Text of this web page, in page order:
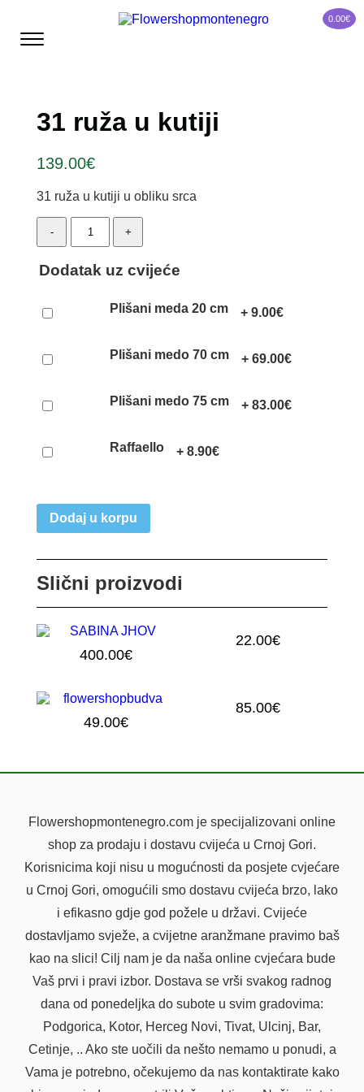
0.00€
31 ruža u kutiji
139.00€
31 ruža u kutiji u obliku srca
-
ruža
kutiji
+
Dodatak uz cvijeće
Plišani meda 20 cm + 9.00€
Plišani medo 70 cm + 69.00€
Plišani medo 75 cm + 83.00€
Raffaello + 8.90€
Dodaj u korpu
Slični proizvodi
400.00€
22.00€
49.00€
85.00€
Flowershopmontenegro.com je specijalizovani online
shop za prodaju i dostavu cvijeća u Crnoj Gori.
Korisnicima koji nisu u mogućnosti da posjete cvjećare
u Crnoj Gori, omogućili smo dostavu cvijeća brzo, lako
i efikasno gdje god požele u državi. Cvijeće
dostavljamo svježe, a cvijetne aranžmane pravimo baš
kao na slici! Cilj nam je da naša online cvjećara bude
Vaš prvi i pravi izbor. Dostava se vrši svakog radnog
dana od ponedeljka do subote u svim gradovima:
Podgorica, Kotor, Herceg Novi, Tivat, Ulcinj, Bar,
Cetinje, .. Ako ste uočili da nešto nemamo u ponudi, a
Vama je potrebno, očekujemo da nas kontaktirate kako